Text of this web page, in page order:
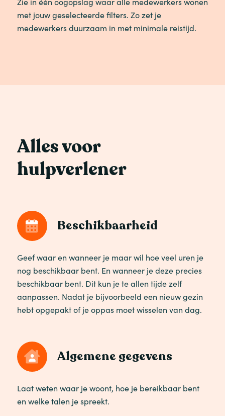
met jouw geselecteerde filters. Zo zet je
medewerkers duurzaam in met minimale reistijd.
Alles voor
hulpverlener
Beschikbaarheid
Geef waar en wanneer je maar wil hoe veel uren je
nog beschikbaar bent. En wanneer je deze precies
beschikbaar bent. Dit kun je te allen tijde zelf
aanpassen. Nadat je bijvoorbeeld een nieuw gezin
hebt opgepakt of je oppas moet wisselen van dag.
Algemene gegevens
Laat weten waar je woont, hoe je bereikbaar bent
en welke talen je spreekt.